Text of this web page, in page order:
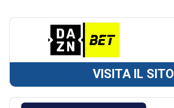
VISITA IL SITO